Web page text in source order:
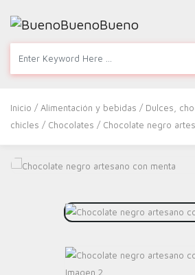
Inicio / Alimentación y bebidas / Dulces,
chicles / Chocolates / Chocolate negro